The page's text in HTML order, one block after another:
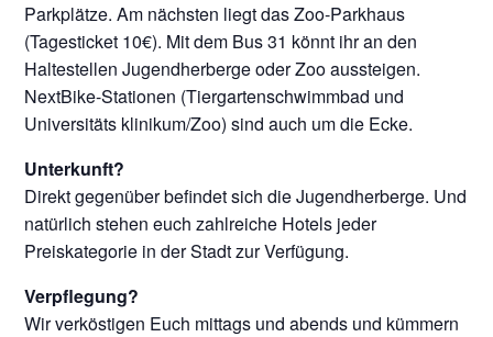
Parkplätze. Am nächsten liegt das Zoo-Parkhaus
(Tagesticket 10€). Mit dem Bus 31 könnt ihr an den
Haltestellen Jugendherberge oder Zoo aussteigen.
NextBike-Stationen (Tiergartenschwimmbad und
Universitäts­ klinikum/Zoo) sind auch um die Ecke.
Unterkunft?
Direkt gegenüber befindet sich die Jugendherberge. Und
natürlich stehen euch zahlreiche Hotels jeder
Preiskategorie in der Stadt zur Verfügung.
Verpflegung?
Wir verköstigen Euch mittags und abends und kümmern